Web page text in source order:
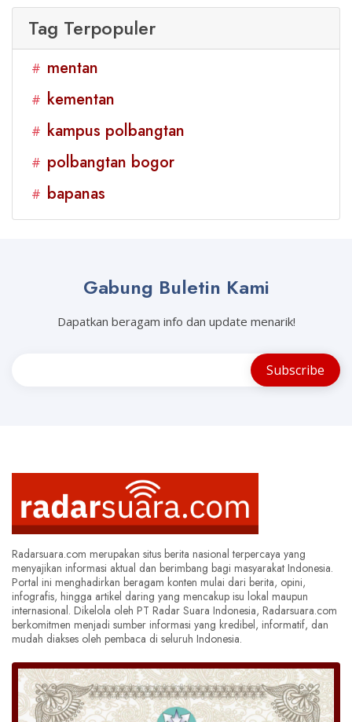
Tag Terpopuler
# mentan
# kementan
# kampus polbangtan
# polbangtan bogor
# bapanas
Gabung Buletin Kami
Dapatkan beragam info dan update menarik!
Radarsuara.com merupakan situs berita nasional terpercaya yang
menyajikan informasi aktual dan berimbang bagi masyarakat Indonesia.
Portal ini menghadirkan beragam konten mulai dari berita, opini,
infografis, hingga artikel daring yang mencakup isu lokal maupun
internasional. Dikelola oleh PT Radar Suara Indonesia, Radarsuara.com
berkomitmen menjadi sumber informasi yang kredibel, informatif, dan
mudah diakses oleh pembaca di seluruh Indonesia.